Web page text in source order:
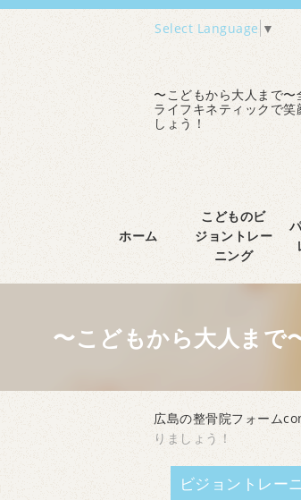
Select Language ▼
〜こどもから大人まで〜
ライフキネティックで笑
しょう！
ホーム
こどものビ
ジョントレー
ニング
〜こどもから大人まで
広島の整骨院フォーム
りましょう！
ビジョントレー